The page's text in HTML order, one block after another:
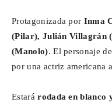
Protagonizada por Inma
(Pilar), Julián Villagrán
(Manolo). El personaje
por una actriz americana
Estarárodada en blanco